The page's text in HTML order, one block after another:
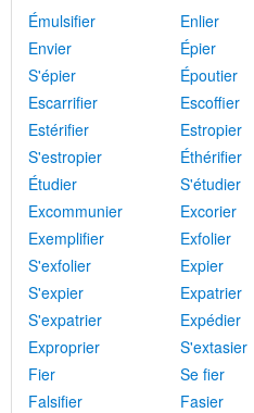
Émulsifier
Enlier
Envier
Épier
S'épier
Époutier
Escarrifier
Escoffier
Estérifier
Estropier
S'estropier
Éthérifier
Étudier
S'étudier
Excommunier
Excorier
Exemplifier
Exfolier
S'exfolier
Expier
S'expier
Expatrier
S'expatrier
Expédier
Exproprier
S'extasier
Fier
Se fier
Falsifier
Fasier